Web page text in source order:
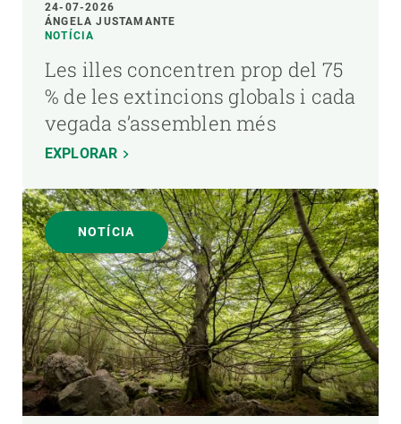
24-07-2026
ÁNGELA JUSTAMANTE
NOTÍCIA
Les illes concentren prop del 75
% de les extincions globals i cada
vegada s’assemblen més
EXPLORAR
NOTÍCIA